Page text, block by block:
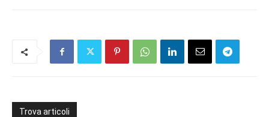
Trova articoli